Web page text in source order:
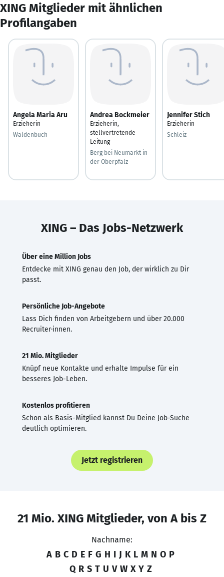
XING Mitglieder mit ähnlichen
Profilangaben
Angela Maria Aru
Erzieherin
Waldenbuch
Andrea Bockmeier
Erzieherin,
stellvertretende
Leitung
Berg bei Neumarkt in
der Oberpfalz
Jennifer Stich
Erzieherin
Schleiz
XING – Das Jobs-Netzwerk
Über eine Million Jobs
Entdecke mit XING genau den Job, der wirklich zu Dir
passt.
Persönliche Job-Angebote
Lass Dich finden von Arbeitgebern und über 20.000
Recruiter·innen.
21 Mio. Mitglieder
Knüpf neue Kontakte und erhalte Impulse für ein
besseres Job-Leben.
Kostenlos profitieren
Schon als Basis-Mitglied kannst Du Deine Job-Suche
deutlich optimieren.
Jetzt registrieren
21 Mio. XING Mitglieder, von A bis Z
Nachname:
A B C D E F G H I J K L M N O P
Q R S T U V W X Y Z